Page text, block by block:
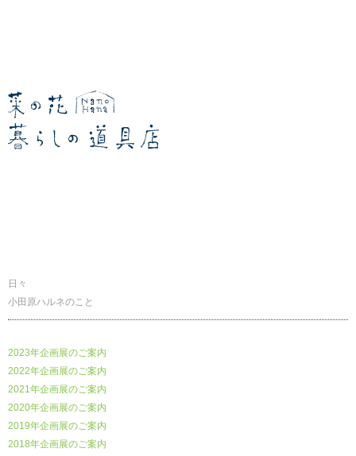
日々
小田原ハルネのこと
2023年企画展のご案内
2022年企画展のご案内
2021年企画展のご案内
2020年企画展のご案内
2019年企画展のご案内
2018年企画展のご案内